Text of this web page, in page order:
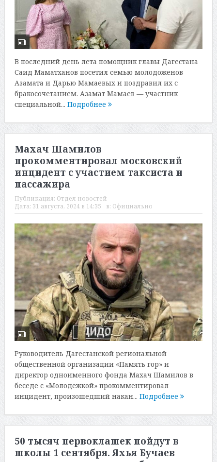
В последний день лета помощник главы Дагестана
Саид Маматханов посетил семью молодоженов
Азамата и Дарью Мамаевых и поздравил их с
бракосочетанием. Азамат Мамаев — участник
специальной... Подробнее
Махач Шамилов
прокомментировал московский
инцидент с участием таксиста и
пассажира
Публикация: Отдел новостей
Дата: 31 августа, 2024 в 14:35 в: Официально
Руководитель Дагестанской региональной
общественной организации «Память гор» и
директор одноименного фонда Махач Шамилов в
беседе с «Молодежкой» прокомментировал
инцидент, произошедший накан... Подробнее
50 тысяч первоклашек пойдут в
школы 1 сентября. Яхья Бучаев